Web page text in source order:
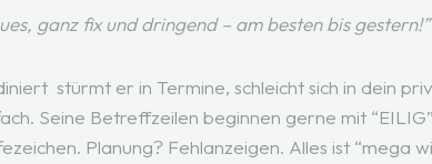
ganz fix und dringend – am besten bis gestern!”
stürmt er in Termine, schleicht sich in dein
Seine Betreffzeilen beginnen gerne mit
Planung? Fehlanzeigen. Alles ist “mega